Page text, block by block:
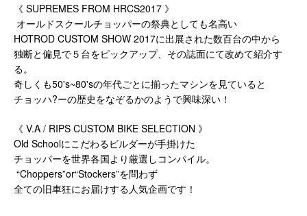
《 SUPREMES FROM HRCS2017 》
オールドスクールチョッパーの祭典としても名高い
HOTROD CUSTOM SHOW 2017に出展された数百台の中から
独断と偏見で５台をピックアップ、その誌面にて改めて紹介す
る。
奇しくも50's~80'sの年代ごとに揃ったマシンを見ていると
チョッハ?ーの歴史をなぞるかのようで興味深い！
《 V.A / RIPS CUSTOM BIKE SELECTION 》
Old Schoolにこだわるビルダーが手掛けた
チョッパーを世界各国より厳選しコンパイル。
“Choppers”or“Stockers”を問わず
全ての旧車狂にお届けする人気企画です！